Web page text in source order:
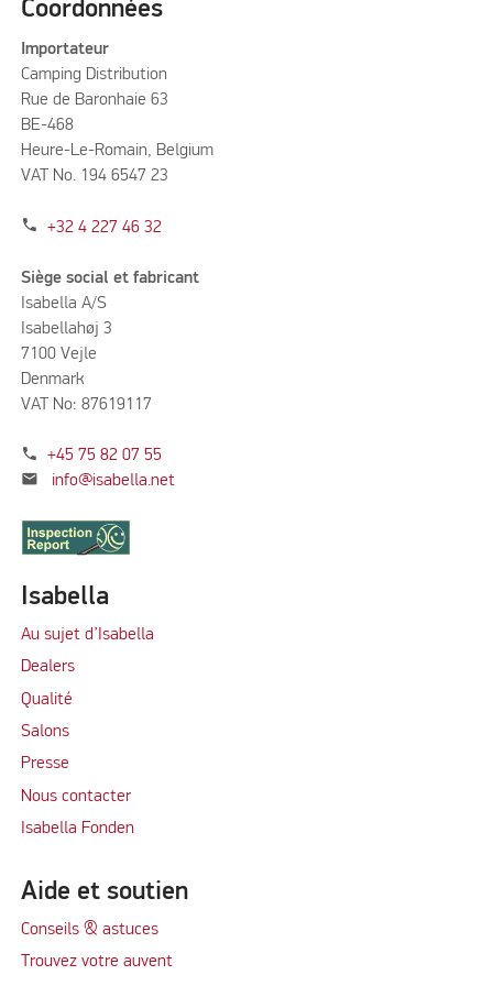
Coordonnées
Importateur
Camping Distribution
Rue de Baronhaie 63
BE-468
Heure-Le-Romain, Belgium
VAT No. 194 6547 23
phone +32 4 227 46 32
Siège social et fabricant
Isabella A/S
Isabellahøj 3
7100 Vejle
Denmark
VAT No: 87619117
phone +45 75 82 07 55
mail info@isabella.net
Isabella
Au sujet d’Isabella
Dealers
Qualité
Salons
Presse
Nous contacter
Isabella Fonden
Aide et soutien
Conseils & astuces
Trouvez votre auvent